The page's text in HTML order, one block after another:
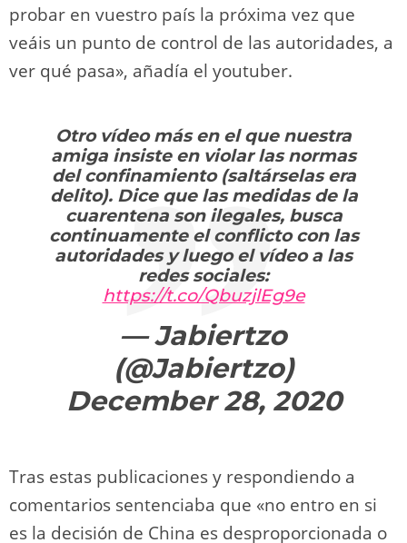
probar en vuestro país la próxima vez que
veáis un punto de control de las autoridades, a
ver qué pasa», añadía el youtuber.
Otro vídeo más en el que nuestra
amiga insiste en violar las normas
del confinamiento (saltárselas era
delito). Dice que las medidas de la
cuarentena son ilegales, busca
continuamente el conflicto con las
autoridades y luego el vídeo a las
redes sociales:
https://t.co/QbuzjlEg9e
— Jabiertzo
(@Jabiertzo)
December 28, 2020
Tras estas publicaciones y respondiendo a
comentarios sentenciaba que «no entro en si
es la decisión de China es desproporcionada o